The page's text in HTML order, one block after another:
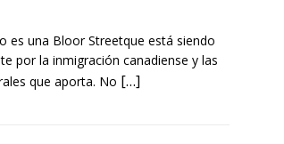
es una Bloor Streetque está siendo
por la inmigración canadiense y las
que aporta. No […]